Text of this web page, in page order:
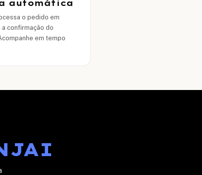
automática
o pedido em
confirmação do
em tempo